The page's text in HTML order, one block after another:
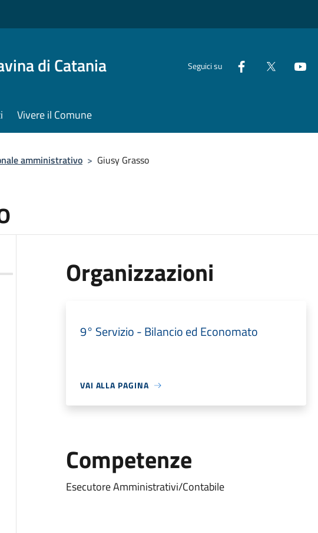
di Catania Seguici su
Vivere il Comune
amministrativo > Giusy Grasso
Organizzazioni
9° Servizio - Bilancio ed Economato
VAI ALLA PAGINA
Competenze
Esecutore Amministrativi/Contabile